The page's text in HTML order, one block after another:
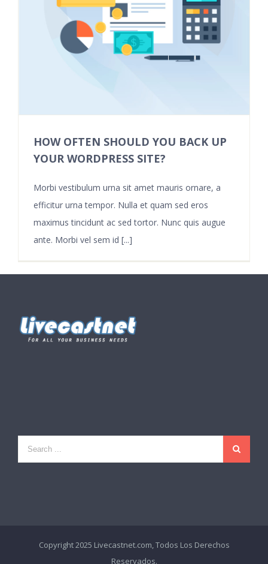
HOW OFTEN SHOULD YOU BACK UP
YOUR WORDPRESS SITE?
Morbi vestibulum urna sit amet mauris ornare, a
efficitur urna tempor. Nulla et quam sed eros
maximus tincidunt ac sed tortor. Nunc quis augue
ante. Morbi vel sem id [...]
Copyright 2025 Livecastnet.com, Todos Los Derechos
Reservados.